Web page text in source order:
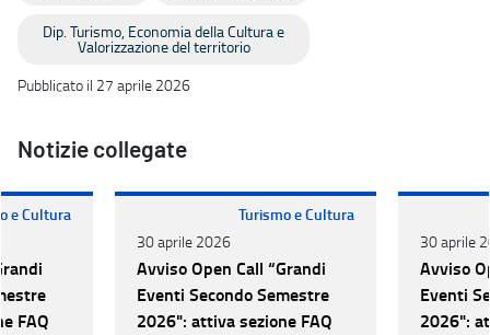
Dip. Turismo, Economia della Cultura e
Valorizzazione del territorio
Pubblicato il 27 aprile 2026
Notizie collegate
e Cultura
FAQ
Turismo e Cultura
30 aprile 2026
Avviso Open Call “Grandi
Eventi Secondo Semestre
2026": attiva sezione FAQ
30 aprile
Avviso
Eventi
2026":